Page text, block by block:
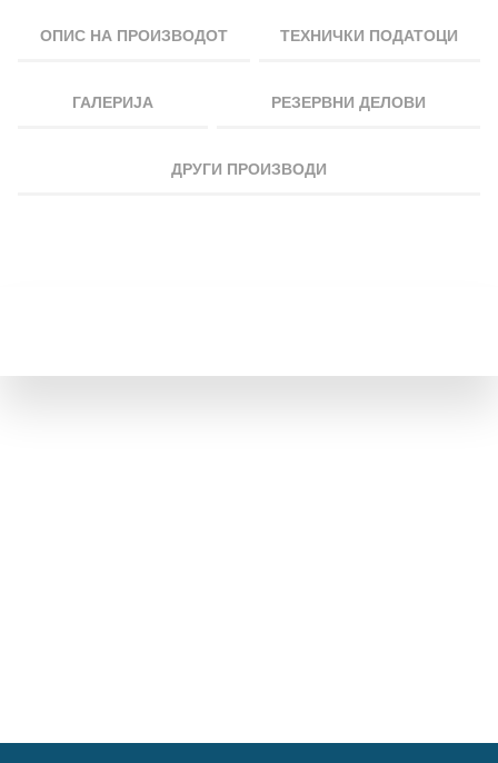
ОПИС НА ПРОИЗВОДОТ ТЕХНИЧКИ ПОДАТОЦИ
ГАЛЕРИЈА РЕЗЕРВНИ ДЕЛОВИ
ДРУГИ ПРОИЗВОДИ